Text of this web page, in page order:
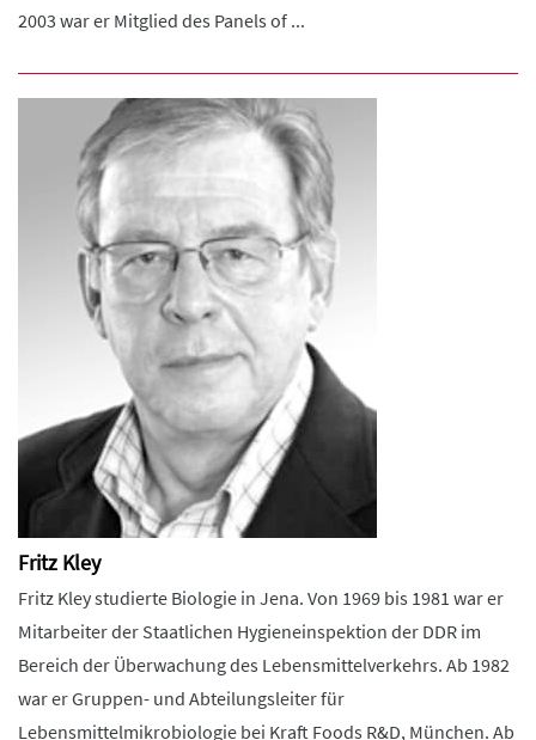
2003 war er Mitglied des Panels of ...
Fritz Kley
Fritz Kley studierte Biologie in Jena. Von 1969 bis 1981 war er
Mitarbeiter der Staatlichen Hygieneinspektion der DDR im
Bereich der Überwachung des Lebensmittelverkehrs. Ab 1982
war er Gruppen- und Abteilungsleiter für
Lebensmittelmikrobiologie bei Kraft Foods R&D, München. Ab